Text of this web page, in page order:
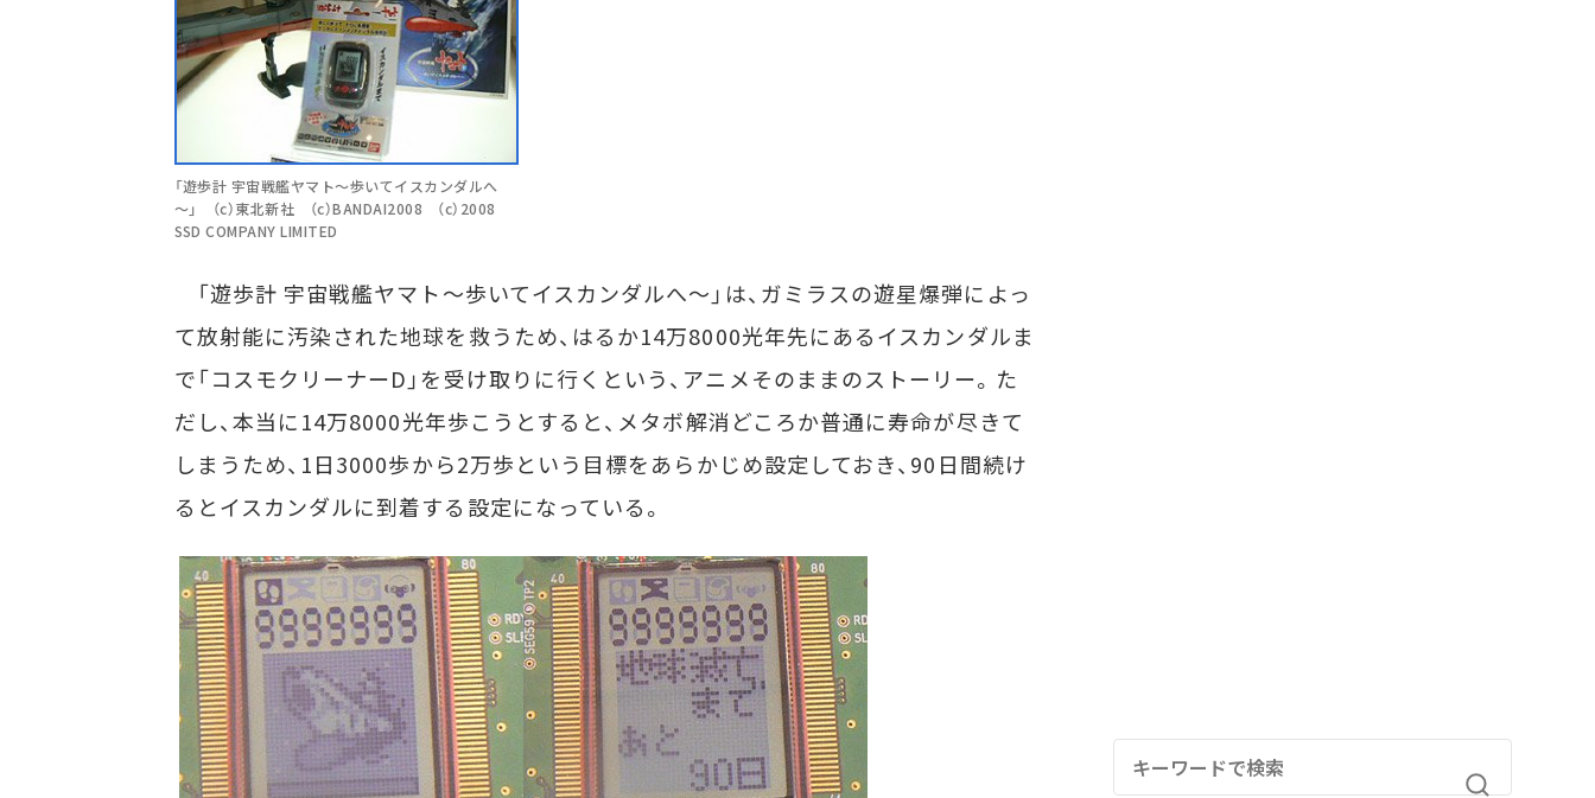
「遊歩計 宇宙戦艦ヤマト～歩いてイスカンダルへ
～」 （c）東北新社 （c）BANDAI2008 （c）2008
SSD COMPANY LIMITED
「遊歩計 宇宙戦艦ヤマト～歩いてイスカンダルへ～」は、ガミラスの遊星爆弾によっ
て放射能に汚染された地球を救うため、はるか14万8000光年先にあるイスカンダルま
で「コスモクリーナーD」を受け取りに行くという、アニメそのままのストーリー。た
だし、本当に14万8000光年歩こうとすると、メタボ解消どころか普通に寿命が尽きて
しまうため、1日3000歩から2万歩という目標をあらかじめ設定しておき、90日間続け
るとイスカンダルに到着する設定になっている。